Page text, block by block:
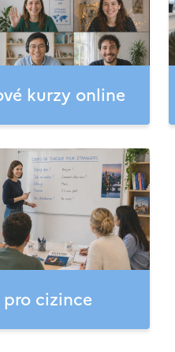
kurzy online
cizince